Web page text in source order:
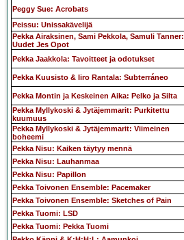
Peggy Sue: Acrobats
Peissu: Unissakävelijä
Pekka Airaksinen, Sami Pekkola, Samuli Tanner:
Uudet Jes Opot
Pekka Jaakkola: Tavoitteet ja odotukset
Pekka Kuusisto & Iiro Rantala: Subterráneo
Pekka Montin ja Keskeinen Aika: Pelko ja Silta
Pekka Myllykoski & Jytäjemmarit: Purkitettu
kuumuus
Pekka Myllykoski & Jytäjemmarit: Viimeinen
boheemi
Pekka Nisu: Kaiken täytyy mennä
Pekka Nisu: Lauhanmaa
Pekka Nisu: Papillon
Pekka Toivonen Ensemble: Pacemaker
Pekka Toivonen Ensemble: Sketches of Pain
Pekka Tuomi: LSD
Pekka Tuomi: Pekka Tuomi